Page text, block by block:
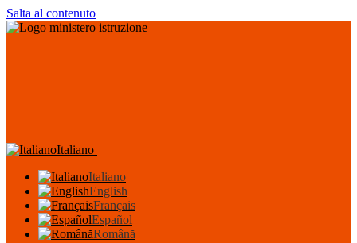
Salta al contenuto
Italiano
Italiano
English
Français
Español
Română